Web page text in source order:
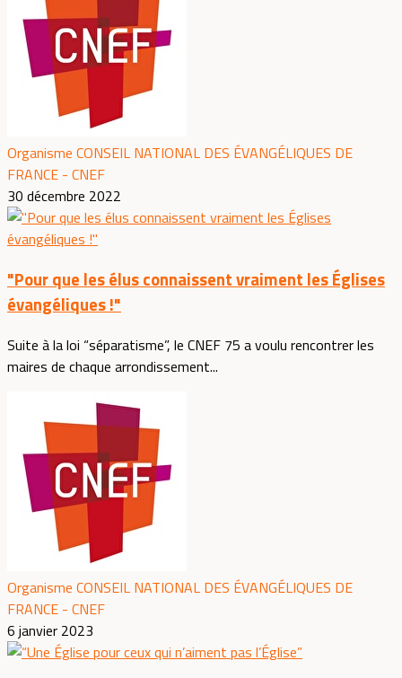
Organisme CONSEIL NATIONAL DES ÉVANGÉLIQUES DE
FRANCE - CNEF
30 décembre 2022
"Pour que les élus connaissent vraiment les Églises
évangéliques !"
Suite à la loi “séparatisme”, le CNEF 75 a voulu rencontrer les
maires de chaque arrondissement...
Organisme CONSEIL NATIONAL DES ÉVANGÉLIQUES DE
FRANCE - CNEF
6 janvier 2023